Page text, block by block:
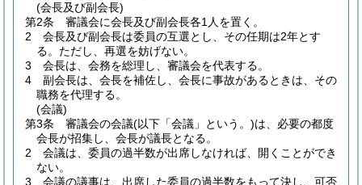
(会長及び副会長)
第2条
審議会に会長及び副会長各1人を置く。
2
会長及び副会長は委員の互選とし、その任期は2年とす
る。 ただし、再選を妨げない。
3
会長は、会務を総理し、審議会を代表する。
4
副会長は、会長を補佐し、会長に事故があるときは、その
職務を代理する。
(会議)
第3条
審議会の会議(以下「会議」という。)は、必要の都度
会長が招集し、会長が議長となる。
2
会議は、委員の過半数が出席しなければ、開くことができ
ない。
3
会議の議事は、出席した委員の過半数をもって決し、可否